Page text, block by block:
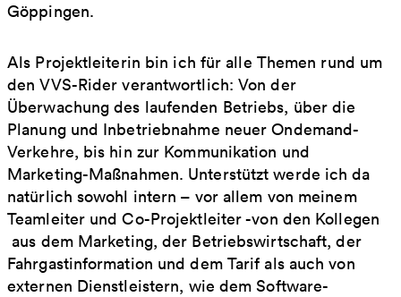
Göppingen.
Als Projektleiterin bin ich für alle Themen rund um
den VVS-Rider verantwortlich: Von der
Überwachung des laufenden Betriebs, über die
Planung und Inbetriebnahme neuer Ondemand-
Verkehre, bis hin zur Kommunikation und
Marketing-Maßnahmen. Unterstützt werde ich da
natürlich sowohl intern – vor allem von meinem
Teamleiter und Co-Projektleiter -von den Kollegen
aus dem Marketing, der Betriebswirtschaft, der
Fahrgastinformation und dem Tarif als auch von
externen Dienstleistern, wie dem Software-